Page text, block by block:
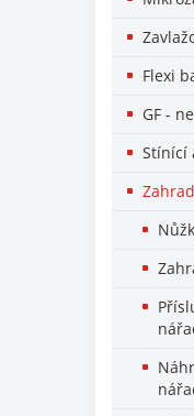
Flexi
GF -
Stínící